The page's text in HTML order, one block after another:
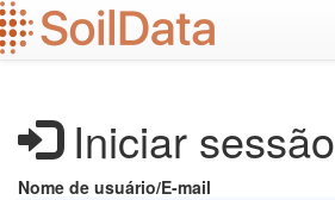
Ir
para
o
Iniciar sessão
Nome de usuário/E-mail